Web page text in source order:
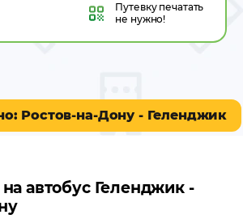
Путевкупечатать
не нужно!
Ростов-на-Дону - Геленджик
автобус Геленджик -